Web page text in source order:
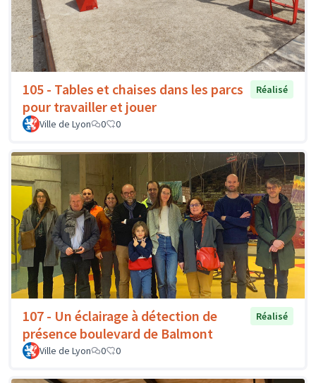
105 - Tables et chaises dans les parcs
pour travailler et jouer
Réalisé
Ville de Lyon 0 0
107 - Un éclairage à détection de
présence boulevard de Balmont
Réalisé
Ville de Lyon 0 0